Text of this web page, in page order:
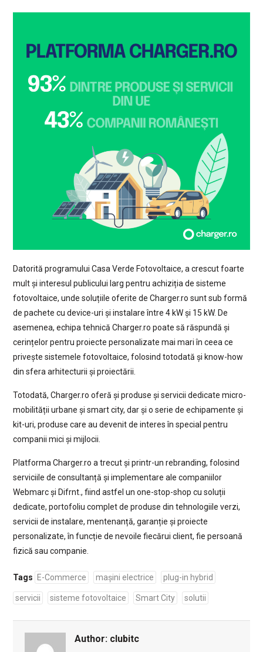
Datorită programului Casa Verde Fotovoltaice, a crescut foarte
mult și interesul publicului larg pentru achiziția de sisteme
fotovoltaice, unde soluțiile oferite de Charger.ro sunt sub formă
de pachete cu device-uri și instalare între 4 kW și 15 kW. De
asemenea, echipa tehnică Charger.ro poate să răspundă și
cerințelor pentru proiecte personalizate mai mari în ceea ce
privește sistemele fotovoltaice, folosind totodată și know-how
din sfera arhitecturii și proiectării.
Totodată, Charger.ro oferă și produse și servicii dedicate micro-
mobilității urbane și smart city, dar și o serie de echipamente și
kit-uri, produse care au devenit de interes în special pentru
companii mici și mijlocii.
Platforma Charger.ro a trecut și printr-un rebranding, folosind
serviciile de consultanță și implementare ale companiilor
Webmarc și Difrnt., fiind astfel un one-stop-shop cu soluții
dedicate, portofoliu complet de produse din tehnologiile verzi,
servicii de instalare, mentenanță, garanție și proiecte
personalizate, în funcție de nevoile fiecărui client, fie persoană
fizică sau companie.
Tags E-Commerce mașini electrice plug-in hybrid
servicii sisteme fotovoltaice Smart City solutii
Author: clubitc